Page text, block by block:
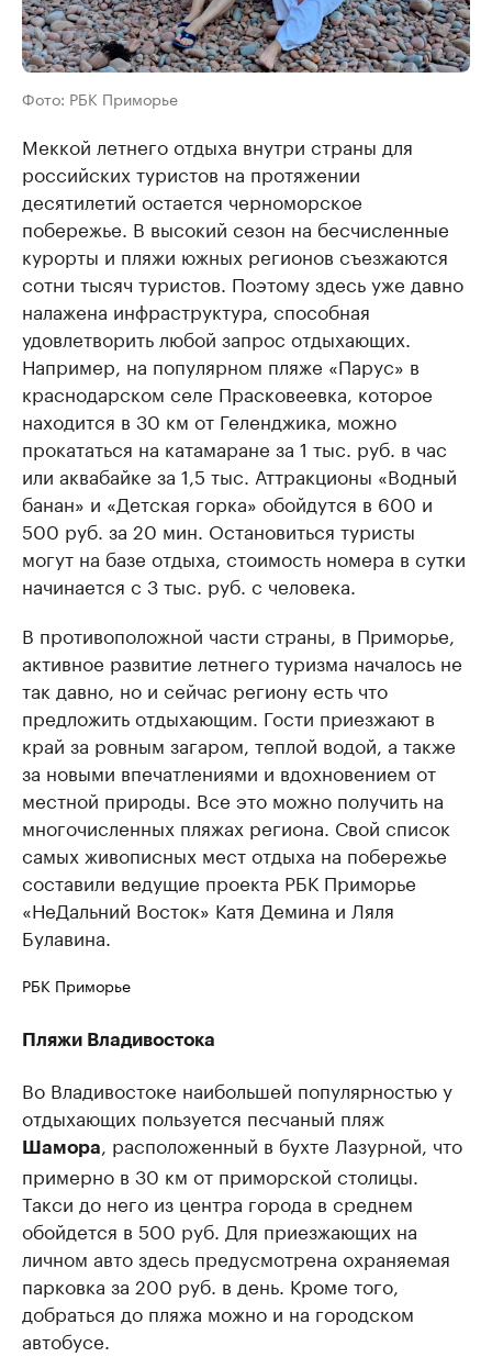
Фото: РБК Приморье
Меккой летнего отдыха внутри страны для
российских туристов на протяжении
десятилетий остается черноморское
побережье. В высокий сезон на бесчисленные
курорты и пляжи южных регионов съезжаются
сотни тысяч туристов. Поэтому здесь уже давно
налажена инфраструктура, способная
удовлетворить любой запрос отдыхающих.
Например, на популярном пляже «Парус» в
краснодарском селе Прасковеевка, которое
находится в 30 км от Геленджика, можно
прокататься на катамаране за 1 тыс. руб. в час
или аквабайке за 1,5 тыс. Аттракционы «Водный
банан» и «Детская горка» обойдутся в 600 и
500 руб. за 20 мин. Остановиться туристы
могут на базе отдыха, стоимость номера в сутки
начинается с 3 тыс. руб. с человека.
В противоположной части страны, в Приморье,
активное развитие летнего туризма началось не
так давно, но и сейчас региону есть что
предложить отдыхающим. Гости приезжают в
край за ровным загаром, теплой водой, а также
за новыми впечатлениями и вдохновением от
местной природы. Все это можно получить на
многочисленных пляжах региона. Свой список
самых живописных мест отдыха на побережье
составили ведущие проекта РБК Приморье
«НеДальний Восток» Катя Демина и Ляля
Булавина.
РБК Приморье
Пляжи Владивостока
Во Владивостоке наибольшей популярностью у
отдыхающих пользуется песчаный пляж
Шамора, расположенный в бухте Лазурной, что
примерно в 30 км от приморской столицы.
Такси до него из центра города в среднем
обойдется в 500 руб. Для приезжающих на
личном авто здесь предусмотрена охраняемая
парковка за 200 руб. в день. Кроме того,
добраться до пляжа можно и на городском
автобусе.